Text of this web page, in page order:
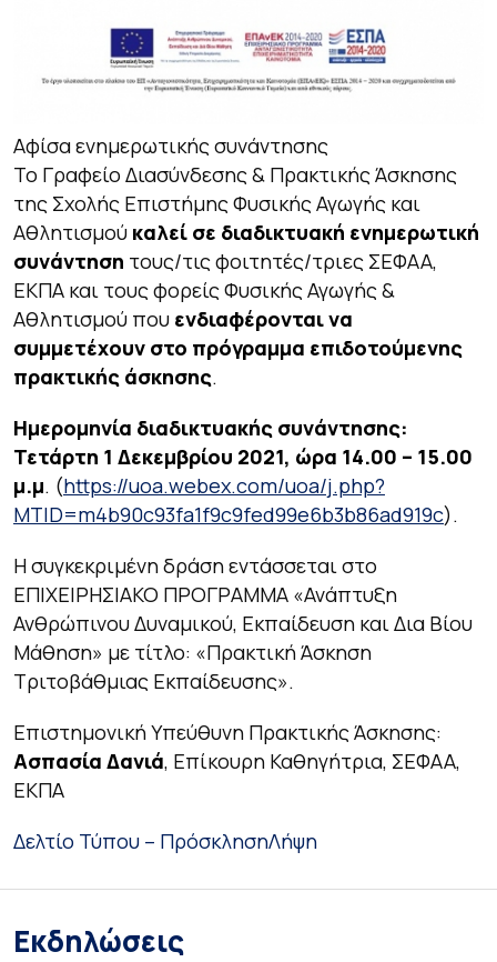
Αφίσα ενημερωτικής συνάντησης
Το Γραφείο Διασύνδεσης & Πρακτικής Άσκησης
της Σχολής Επιστήμης Φυσικής Αγωγής και
Αθλητισμού καλεί σε διαδικτυακή ενημερωτική
συνάντηση τους/τις φοιτητές/τριες ΣΕΦΑΑ,
ΕΚΠΑ και τους φορείς Φυσικής Αγωγής &
Αθλητισμού που ενδιαφέρονται να
συμμετέχουν στο πρόγραμμα επιδοτούμενης
πρακτικής άσκησης.
Ημερομηνία διαδικτυακής συνάντησης:
Τετάρτη 1 Δεκεμβρίου 2021, ώρα 14.00 – 15.00
μ.μ. (https://uoa.webex.com/uoa/j.php?
MTID=m4b90c93fa1f9c9fed99e6b3b86ad919c).
Η συγκεκριμένη δράση εντάσσεται στο
ΕΠΙΧΕΙΡΗΣΙΑΚΟ ΠΡΟΓΡΑΜΜΑ «Ανάπτυξη
Ανθρώπινου Δυναμικού, Εκπαίδευση και Δια Βίου
Μάθηση» με τίτλο: «Πρακτική Άσκηση
Τριτοβάθμιας Εκπαίδευσης».
Επιστημονική Υπεύθυνη Πρακτικής Άσκησης:
Ασπασία Δανιά, Επίκουρη Καθηγήτρια, ΣΕΦΑΑ,
ΕΚΠΑ
Δελτίο Τύπου – ΠρόσκλησηΛήψη
Εκδηλώσεις